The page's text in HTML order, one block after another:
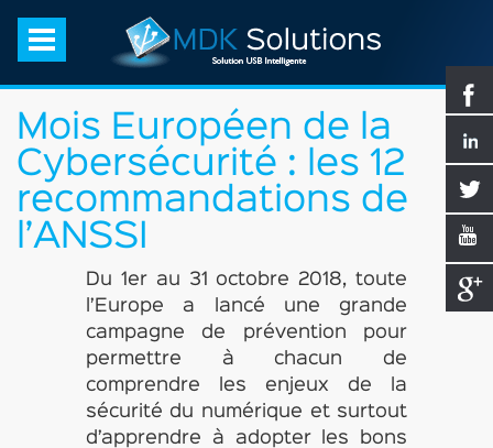
Mois Européen de la
Cybersécurité : les 12
recommandations de
l’ANSSI
Du 1er au 31 octobre 2018, toute
l’Europe a lancé une grande
campagne de prévention pour
permettre à chacun de
comprendre les enjeux de la
sécurité du numérique et surtout
d’apprendre à adopter les bons